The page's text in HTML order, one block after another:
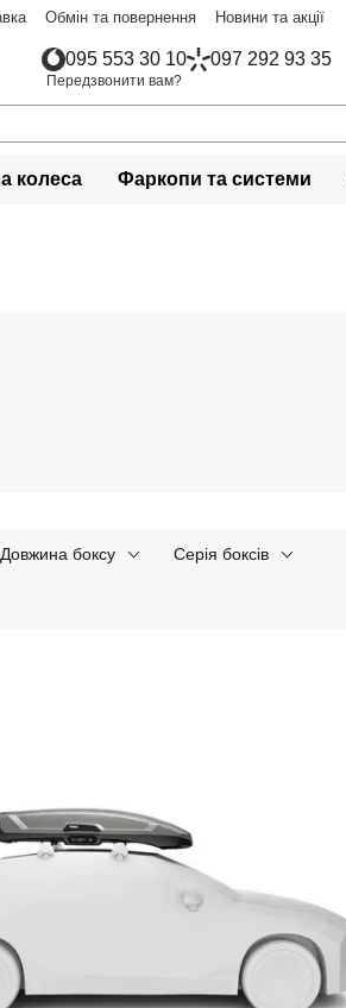
Обмін та повернення
Новини та акції
095 553 30 10 097 292 93 35
Передзвонити вам?
колеса Фаркопи та системи
Довжина боксу Серія боксів